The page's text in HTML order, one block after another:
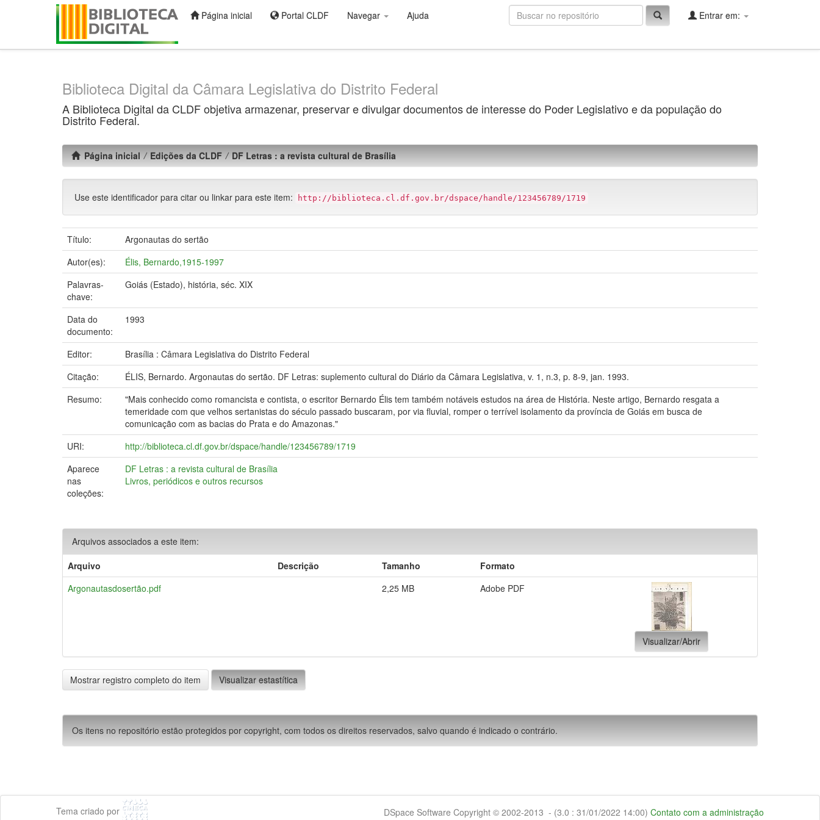
Página inicial Portal CLDF Navegar Ajuda Entrar em:
Biblioteca Digital da Câmara Legislativa do Distrito Federal
A Biblioteca Digital da CLDF objetiva armazenar, preservar e divulgar documentos de interesse do Poder Legislativo e da população do
Distrito Federal.
Página inicial Edições da CLDF DF Letras : a revista cultural de Brasília
Use este identificador para citar ou linkar para este item: http://biblioteca.cl.df.gov.br/dspace/handle/123456789/1719
Título:
Argonautas do sertão
Autor(es):
Élis, Bernardo,1915-1997
Palavras-
chave:
Goiás (Estado), história, séc. XIX
Data do
documento:
1993
Editor:
Brasília : Câmara Legislativa do Distrito Federal
Citação:
ÉLIS, Bernardo. Argonautas do sertão. DF Letras: suplemento cultural do Diário da Câmara Legislativa, v. 1, n.3, p. 8-9, jan. 1993.
Resumo:
"Mais conhecido como romancista e contista, o escritor Bernardo Élis tem também notáveis estudos na área de História. Neste artigo, Bernardo resgata a
temeridade com que velhos sertanistas do século passado buscaram, por via fluvial, romper o terrível isolamento da província de Goiás em busca de
comunicação com as bacias do Prata e do Amazonas."
URI:
http://biblioteca.cl.df.gov.br/dspace/handle/123456789/1719
Aparece
nas
coleções:
DF Letras : a revista cultural de Brasília
Livros, periódicos e outros recursos
Arquivos associados a este item:
Arquivo
Descrição Tamanho
Formato
Argonautasdosertão.pdf
2,25 MB Adobe PDF
Visualizar/Abrir
Mostrar registro completo do item Visualizar estastítica
Os itens no repositório estão protegidos por copyright, com todos os direitos reservados, salvo quando é indicado o contrário.
Tema criado por DSpace Software Copyright © 2002-2013 - (3.0 : 31/01/2022 14:00) Contato com a administração